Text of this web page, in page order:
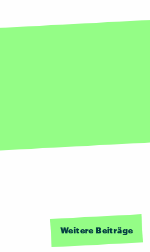
Weitere Beiträge